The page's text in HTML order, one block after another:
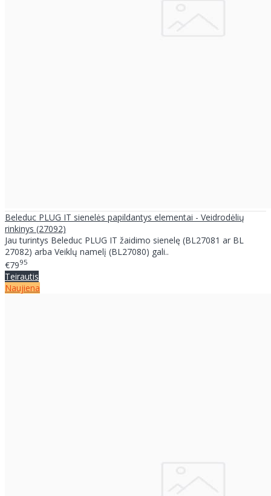
Beleduc PLUG IT sienelės papildantys elementai - Veidrodėlių
rinkinys (27092)
Jau turintys Beleduc PLUG IT žaidimo sienelę (BL27081 ar BL
27082) arba Veiklų namelį (BL27080) gali..
€7995
Teirautis
Naujiena